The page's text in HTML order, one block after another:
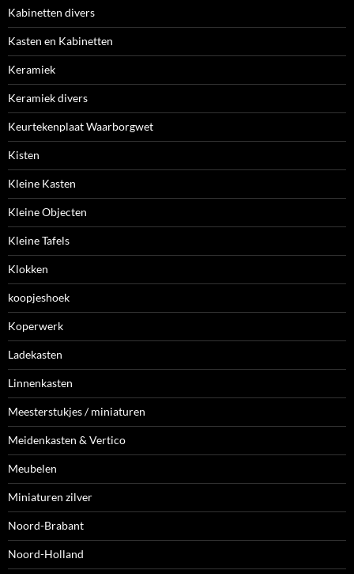
Kabinetten divers
Kasten en Kabinetten
Keramiek
Keramiek divers
Keurtekenplaat Waarborgwet
Kisten
Kleine Kasten
Kleine Objecten
Kleine Tafels
Klokken
koopjeshoek
Koperwerk
Ladekasten
Linnenkasten
Meesterstukjes / miniaturen
Meidenkasten & Vertico
Meubelen
Miniaturen zilver
Noord-Brabant
Noord-Holland